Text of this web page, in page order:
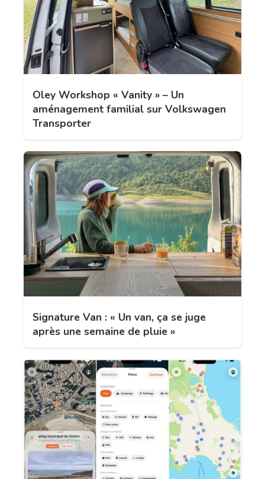
Oley Workshop « Vanity » – Un
aménagement familial sur Volkswagen
Transporter
Signature Van : « Un van, ça se juge
après une semaine de pluie »